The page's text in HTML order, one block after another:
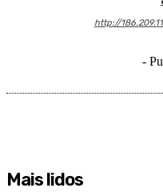
http://
-
Mais lidos